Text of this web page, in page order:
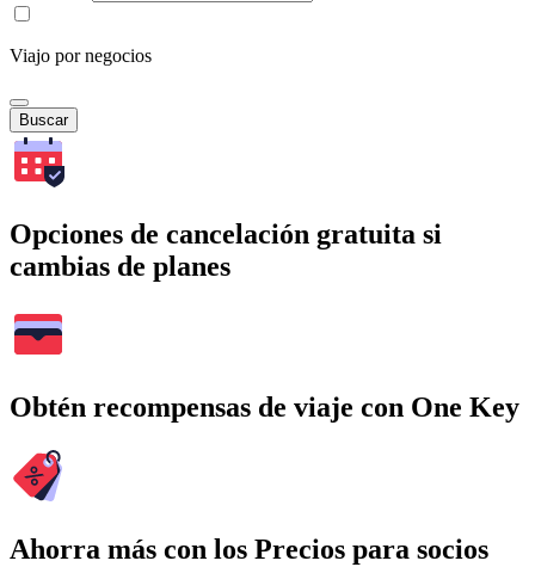
Viajo por negocios
Buscar
Opciones de cancelación gratuita si
cambias de planes
Obtén recompensas de viaje con One Key
Ahorra más con los Precios para socios